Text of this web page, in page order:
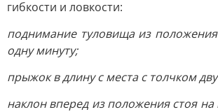
гибкости и ловкости:
поднимание туловища из
одну минуту;
прыжок в длину с места с толчком
наклон вперед из положения стоя на